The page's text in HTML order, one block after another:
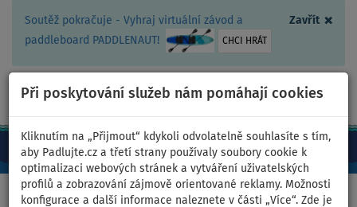
Zavřít ×
Soutěž pokračuje - Vyhraj virtuální závod a
paddleboard PADDLENAUT!
CHCI HRÁT
Při poskytování služeb nám pomáhají cookies
Kliknutím na „Přijmout“ kdykoli odvolatelně souhlasíte s tím,
aby Padlujte.cz a třetí strany používaly soubory cookie k
optimalizaci webových stránek a vytváření uživatelských
profilů a zobrazování zájmově orientované reklamy. Možnosti
konfigurace a další informace naleznete v části „Více“. Zde je
CZ/Kč +420 467 409 090 0ks
Domů >Nafukovací paddleboardy >RRD